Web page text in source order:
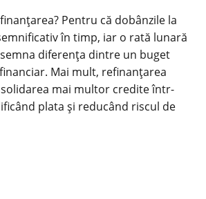
Pentru că dobânzile la
în timp, iar o rată lunară
diferența dintre un buget
Mai mult, refinanțarea
mai multor credite într-
plata și reducând riscul de